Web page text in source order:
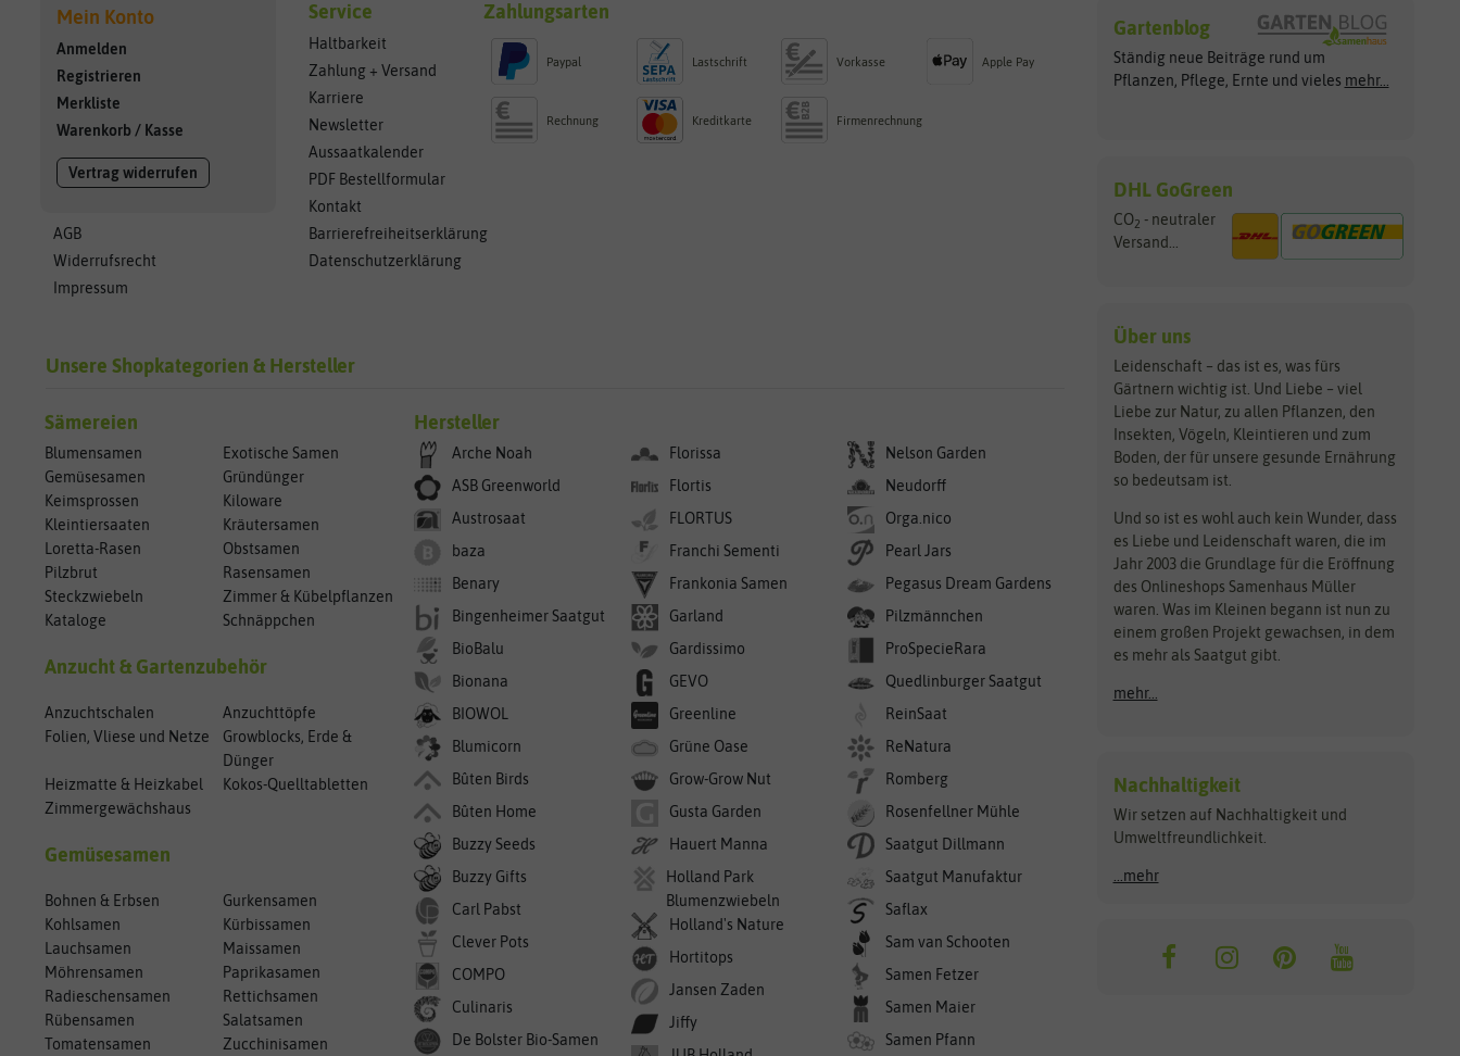
Mein Konto
Anmelden
Registrieren
Merkliste
Warenkorb / Kasse
Vertrag widerrufen
AGB
Widerrufsrecht
Impressum
Service
Haltbarkeit
Zahlung + Versand
Karriere
Newsletter
Aussaatkalender
PDF Bestellformular
Kontakt
Barrierefreiheitserklärung
Datenschutzerklärung
Zahlungsarten
Paypal Lastschrift Vorkasse Apple Pay
Rechnung Kreditkarte Firmenrechnung
Unsere Shopkategorien & Hersteller
Sämereien
Blumensamen
Exotische Samen
Gemüsesamen
Gründünger
Keimsprossen
Kiloware
Kleintiersaaten
Kräutersamen
Loretta-Rasen
Obstsamen
Pilzbrut
Rasensamen
Steckzwiebeln
Zimmer & Kübelpflanzen
Kataloge
Schnäppchen
Anzucht & Gartenzubehör
Anzuchtschalen
Anzuchttöpfe
Folien, Vliese und Netze
Growblocks, Erde &
Dünger
Heizmatte & Heizkabel
Kokos-Quelltabletten
Zimmergewächshaus
Gemüsesamen
Bohnen & Erbsen
Gurkensamen
Kohlsamen
Kürbissamen
Lauchsamen
Maissamen
Möhrensamen
Paprikasamen
Radieschensamen
Rettichsamen
Rübensamen
Salatsamen
Tomatensamen
Zucchinisamen
Hersteller
Arche Noah
ASB Greenworld
Austrosaat
baza
Benary
Bingenheimer Saatgut
BioBalu
Bionana
BIOWOL
Blumicorn
Bûten Birds
Bûten Home
Buzzy Seeds
Buzzy Gifts
Carl Pabst
Clever Pots
COMPO
Culinaris
De Bolster Bio-Samen
Florissa
Flortis
FLORTUS
Franchi Sementi
Frankonia Samen
Garland
Gardissimo
GEVO
Greenline
Grüne Oase
Grow-Grow Nut
Gusta Garden
Hauert Manna
Holland Park
Blumenzwiebeln
Holland's Nature
Hortitops
Jansen Zaden
Jiffy
Nelson Garden
Neudorff
Orga.nico
Pearl Jars
Pegasus Dream Gardens
Pilzmännchen
ProSpecieRara
Quedlinburger Saatgut
ReinSaat
ReNatura
Romberg
Rosenfellner Mühle
Saatgut Dillmann
Saatgut Manufaktur
Saflax
Sam van Schooten
Samen Fetzer
Samen Maier
Samen Pfann
Gartenblog
Ständig neue Beiträge rund um
Pflanzen, Pflege, Ernte und vieles mehr...
DHL GoGreen
CO2 - neutraler
Versand...
Über uns
Leidenschaft – das ist es, was fürs
Gärtnern wichtig ist. Und Liebe – viel
Liebe zur Natur, zu allen Pflanzen, den
Insekten, Vögeln, Kleintieren und zum
Boden, der für unsere gesunde Ernährung
so bedeutsam ist.
Und so ist es wohl auch kein Wunder, dass
es Liebe und Leidenschaft waren, die im
Jahr 2003 die Grundlage für die Eröffnung
des Onlineshops Samenhaus Müller
waren. Was im Kleinen begann ist nun zu
einem großen Projekt gewachsen, in dem
es mehr als Saatgut gibt.
mehr...
Nachhaltigkeit
Wir setzen auf Nachhaltigkeit und
Umweltfreundlichkeit.
...mehr